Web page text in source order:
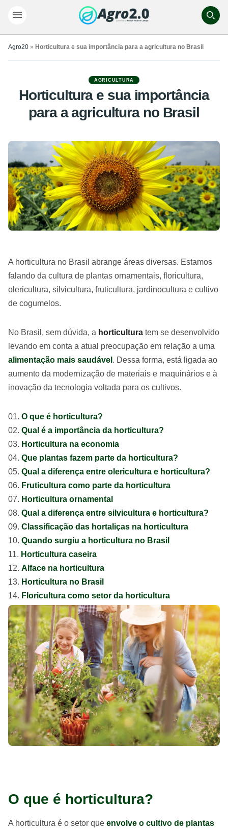
Agro20 » Horticultura e sua importância para a agricultura no Brasil
AGRICULTURA
Horticultura e sua importância
para a agricultura no Brasil
A horticultura no Brasil abrange áreas diversas. Estamos
falando da cultura de plantas ornamentais, floricultura,
olericultura, silvicultura, fruticultura, jardinocultura e cultivo
de cogumelos.
No Brasil, sem dúvida, a horticultura tem se desenvolvido
levando em conta a atual preocupação em relação a uma
alimentação mais saudável . Dessa forma, está ligada ao
aumento da modernização de materiais e maquinários e à
inovação da tecnologia voltada para os cultivos.
O que é horticultura?
Qual é a importância da horticultura?
Horticultura na economia
Que plantas fazem parte da horticultura?
Qual a diferença entre olericultura e horticultura?
Fruticultura como parte da horticultura
Horticultura ornamental
Qual a diferença entre silvicultura e horticultura?
Classificação das hortaliças na horticultura
Quando surgiu a horticultura no Brasil
Horticultura caseira
Alface na horticultura
Horticultura no Brasil
Floricultura como setor da horticultura
O que é horticultura?
A horticultura é o setor que envolve o cultivo de plantas